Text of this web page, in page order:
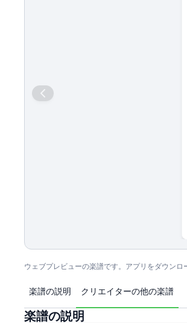
ウェブプレビューの楽譜です。アプリをダウンロ
楽譜の説明 クリエイターの他の楽譜
楽譜の説明